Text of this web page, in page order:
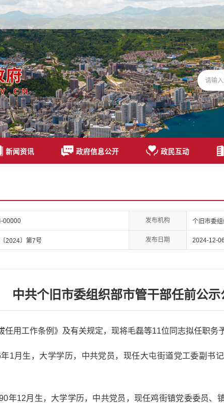
新闻资讯 政府信息公开 政民互动
00000 发布机构 个旧市委
2024〕第7号 发布日期 2024-12-06
中共个旧市委组织部市管干部任前公示
任用工作条例》及有关规定，现将毛磊等11位同志拟任职务
1月生，大学学历，中共党员，现任大屯街道党工委副书
年12月生，大学学历，中共党员，现任鸡街镇党委委员、